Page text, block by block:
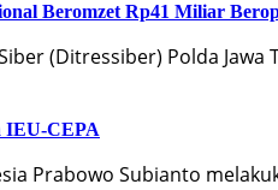
Beromzet Rp41 Miliar
(Ditressiber) Polda
IEU-CEPA
Prabowo Subianto